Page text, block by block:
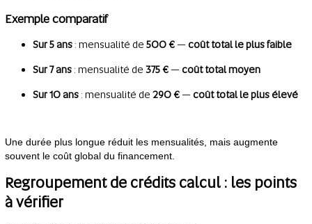
Exemple comparatif
Sur 5 ans: mensualité de 500 €— coût total le plus faible
Sur 7 ans: mensualité de 375 €— coût total moyen
Sur 10 ans: mensualité de 290 €— coût total le plus élevé
Une durée plus longue réduit les mensualités, mais augmente
souvent le coût global du financement.
Regroupement de crédits calcul : les points
à vérifier